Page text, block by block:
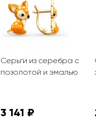
Серьги из серебра с
позолотой и эмалью
3 141 ₽